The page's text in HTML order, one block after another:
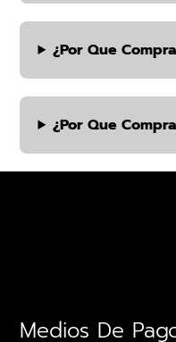
¿por Que
¿por Que
Medios De